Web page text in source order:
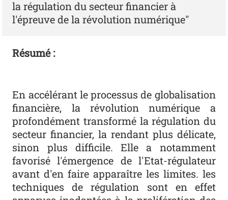
la régulation du secteur financier à
l'épreuve de la révolution numérique"
Résumé :
En accélérant le processus de globalisation
financière, la révolution numérique a
profondément transformé la régulation du
secteur financier, la rendant plus délicate,
sinon plus difficile. Elle a notamment
favorisé l'émergence de l'Etat-régulateur
avant d'en faire apparaître les limites. les
techniques de régulation sont en effet